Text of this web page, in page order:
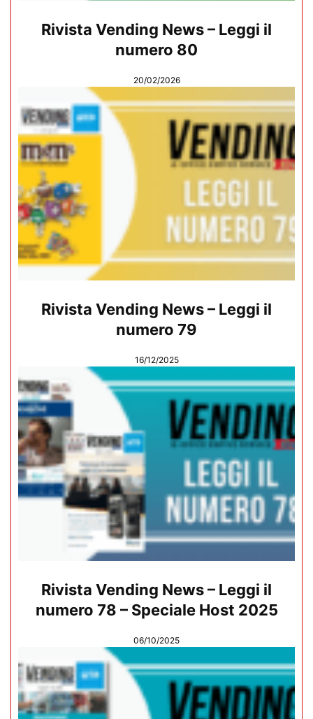
Rivista Vending News – Leggi il
numero 80
20/02/2026
Rivista Vending News – Leggi il
numero 79
16/12/2025
Rivista Vending News – Leggi il
numero 78 – Speciale Host 2025
06/10/2025